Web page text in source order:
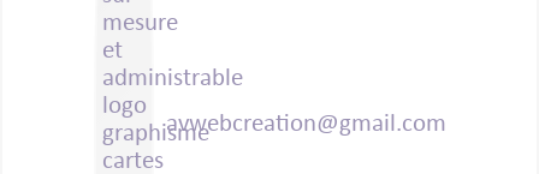
avwebcreation@gmail.com